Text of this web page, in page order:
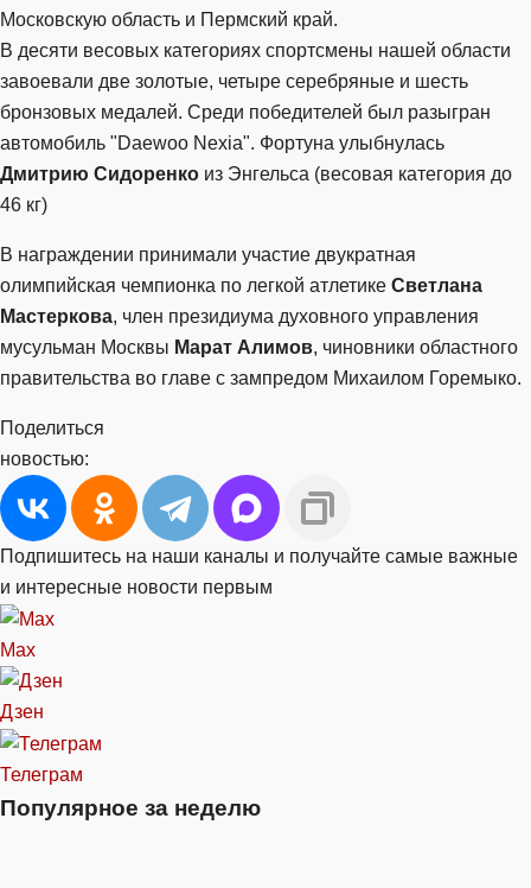
Московскую область и Пермский край.
В десяти весовых категориях спортсмены нашей области
завоевали две золотые, четыре серебряные и шесть
бронзовых медалей. Среди победителей был разыгран
автомобиль "Daewoo Nexia". Фортуна улыбнулась
Дмитрию Сидоренко из Энгельса (весовая категория до
46 кг)
В награждении принимали участие двукратная
олимпийская чемпионка по легкой атлетике Светлана
Мастеркова, член президиума духовного управления
мусульман Москвы Марат Алимов, чиновники областного
правительства во главе с зампредом Михаилом Горемыко.
Поделиться
новостью:
Подпишитесь на наши каналы и получайте самые важные
и интересные новости первым
Max
Дзен
Телеграм
Популярное за неделю